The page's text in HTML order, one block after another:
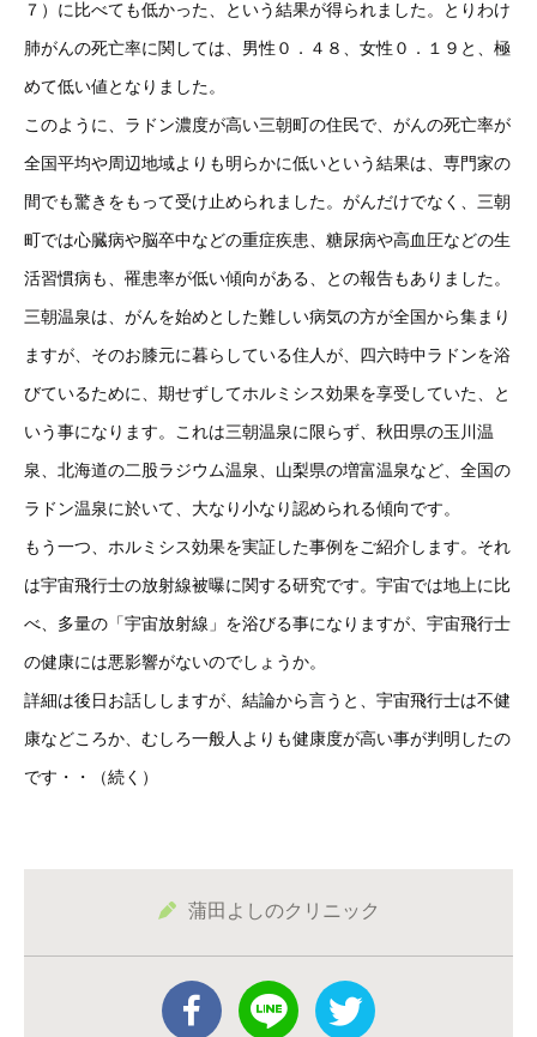
７）に比べても低かった、という結果が得られました。とりわけ
肺がんの死亡率に関しては、男性０．４８、女性０．１９と、極
めて低い値となりました。
このように、ラドン濃度が高い三朝町の住民で、がんの死亡率が
全国平均や周辺地域よりも明らかに低いという結果は、専門家の
間でも驚きをもって受け止められました。がんだけでなく、三朝
町では心臓病や脳卒中などの重症疾患、糖尿病や高血圧などの生
活習慣病も、罹患率が低い傾向がある、との報告もありました。
三朝温泉は、がんを始めとした難しい病気の方が全国から集まり
ますが、そのお膝元に暮らしている住人が、四六時中ラドンを浴
びているために、期せずしてホルミシス効果を享受していた、と
いう事になります。これは三朝温泉に限らず、秋田県の玉川温
泉、北海道の二股ラジウム温泉、山梨県の増富温泉など、全国の
ラドン温泉に於いて、大なり小なり認められる傾向です。
もう一つ、ホルミシス効果を実証した事例をご紹介します。それ
は宇宙飛行士の放射線被曝に関する研究です。宇宙では地上に比
べ、多量の「宇宙放射線」を浴びる事になりますが、宇宙飛行士
の健康には悪影響がないのでしょうか。
詳細は後日お話ししますが、結論から言うと、宇宙飛行士は不健
康などころか、むしろ一般人よりも健康度が高い事が判明したの
です・・（続く）
蒲田よしのクリニック